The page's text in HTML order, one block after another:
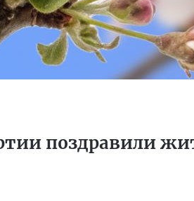
поздравили